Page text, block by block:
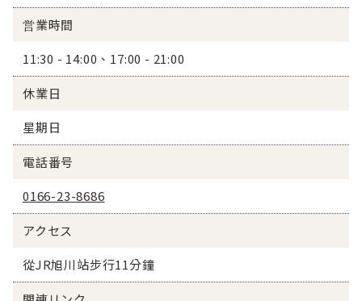
営業時間
11:30 - 14:00、17:00 - 21:00
休業日
星期日
電話番号
0166-23-8686
アクセス
從JR旭川站步行11分鐘